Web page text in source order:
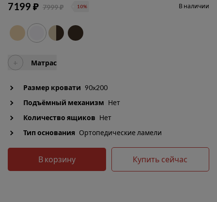
7199 ₽ 7999 ₽ 10% В наличии
Размер кровати 90x200
Подъёмный механизм Нет
Количество ящиков Нет
Тип основания Ортопедические ламели
+ Матрас
В корзину Купить сейчас